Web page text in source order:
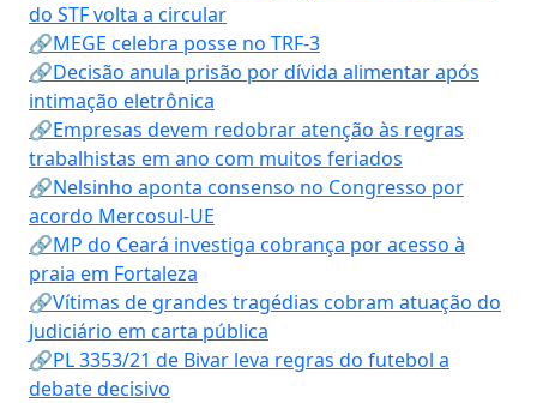
do STF volta a circular
🔗MEGE celebra posse no TRF-3
🔗Decisão anula prisão por dívida alimentar após
intimação eletrônica
🔗Empresas devem redobrar atenção às regras
trabalhistas em ano com muitos feriados
🔗Nelsinho aponta consenso no Congresso por
acordo Mercosul-UE
🔗MP do Ceará investiga cobrança por acesso à
praia em Fortaleza
🔗Vítimas de grandes tragédias cobram atuação do
Judiciário em carta pública
🔗PL 3353/21 de Bivar leva regras do futebol a
debate decisivo